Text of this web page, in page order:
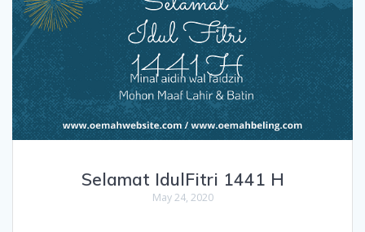
Selamat IdulFitri 1441 H
May 24, 2020